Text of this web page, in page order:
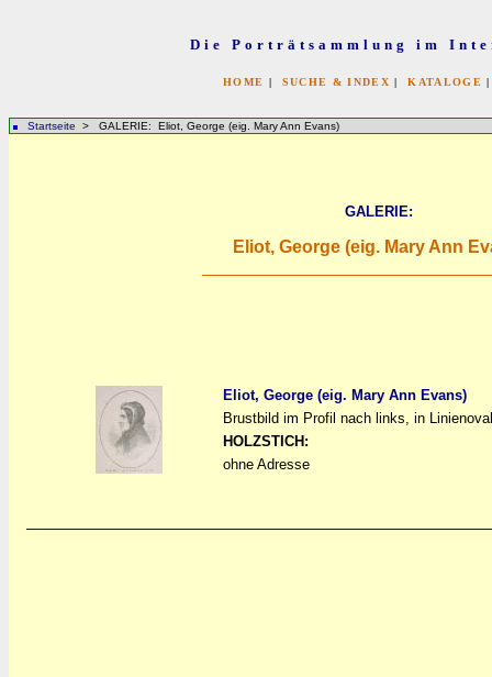
Die Porträtsammlung im
HOME | SUCHE & INDEX |KATALOGE
Startseite > GALERIE: Eliot, George (eig. Mary Ann Evans)
GALERIE:
Eliot, George (eig. Mary Ann
Eliot, George (eig. Mary Ann Evans)
Brustbild im Profil nach links, in
HOLZSTICH:
ohne Adresse